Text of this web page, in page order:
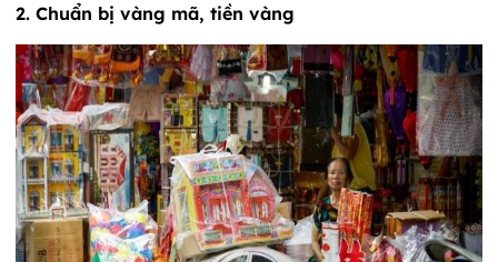
2. Chuẩn bị vàng mã, tiền vàng